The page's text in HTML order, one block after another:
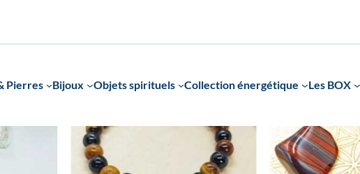
Pierres Bijoux Objets spirituels Collection énergétique Les BOX